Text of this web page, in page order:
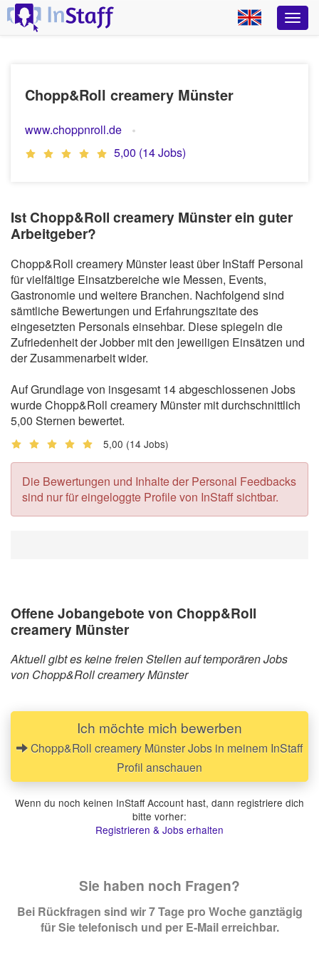
Chopp&Roll creamery Münster
www.choppnroll.de
5,00 (14 Jobs)
Ist Chopp&Roll creamery Münster ein guter
Arbeitgeber?
Chopp&Roll creamery Münster least über InStaff Personal
für vielfältige Einsatzbereiche wie Messen, Events,
Gastronomie und weitere Branchen. Nachfolgend sind
sämtliche Bewertungen und Erfahrungszitate des
eingesetzten Personals einsehbar. Diese spiegeln die
Zufriedenheit der Jobber mit den jeweiligen Einsätzen und
der Zusammenarbeit wider.
Auf Grundlage von insgesamt 14 abgeschlossenen Jobs
wurde Chopp&Roll creamery Münster mit durchschnittlich
5,00 Sternen bewertet.
5,00 (14 Jobs)
Die Bewertungen und Inhalte der Personal Feedbacks
sind nur für eingeloggte Profile von InStaff sichtbar.
Offene Jobangebote von Chopp&Roll
creamery Münster
Aktuell gibt es keine freien Stellen auf temporären Jobs
von Chopp&Roll creamery Münster
Ich möchte mich bewerben
Chopp&Roll creamery Münster Jobs in meinem InStaff
Profil anschauen
Wenn du noch keinen InStaff Account hast, dann registriere dich
bitte vorher:
Registrieren & Jobs erhalten
Sie haben noch Fragen?
Bei Rückfragen sind wir 7 Tage pro Woche ganztägig
für Sie telefonisch und per E-Mail erreichbar.